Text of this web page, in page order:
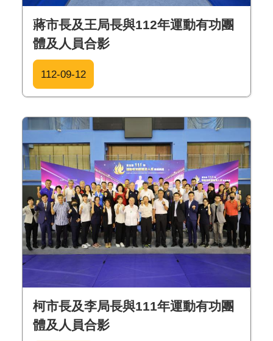
蔣市長及王局長與112年運動有功團
體及人員合影
112-09-12
柯市長及李局長與111年運動有功團
體及人員合影